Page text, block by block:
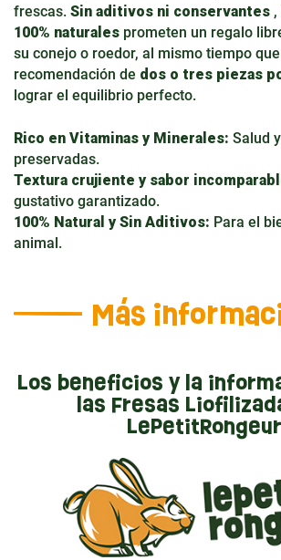
frescas. Sin aditivos ni conservantes
100% naturales prometen un regalo
su conejo o roedor, al mismo tiempo
recomendación de dos o tres piezas
lograr el equilibrio perfecto.
Rico en Vitaminas y Minerales: Salud
preservadas.
Textura crujiente y sabor
gustativo garantizado.
100% Natural y Sin Aditivos: Para el
animal.
Más
Los beneficios y la
las Fresas
LePetitRongeur